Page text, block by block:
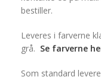
bestiller.
Leveres i farverne
grå. Se farverne
Som standard